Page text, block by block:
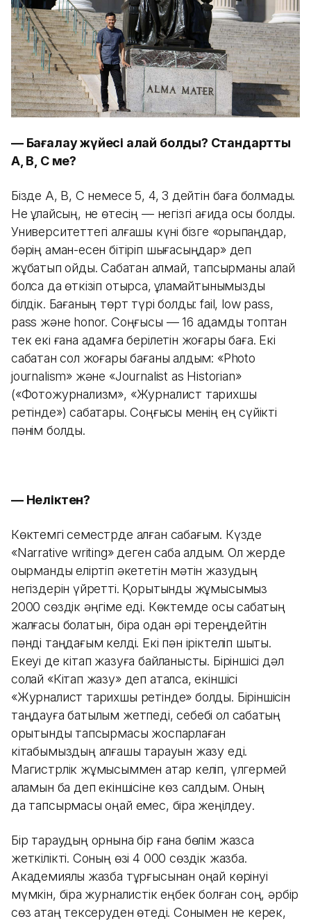
— Бағалау жүйесі қалай болды? Стандартты
A, B, C ме?
Бізде A, B, C немесе 5, 4, 3 дейтін баға болмады.
Не құлайсың, не өтесің — негізгі қағида осы болды.
Университеттегі алғашқы күні бізге «қорықпаңдар,
бәрің аман-есен бітіріп шығасыңдар» деп
жұбатып қойды. Сабақтан қалмай, тапсырманы қалай
болса да өткізіп отырсақ, құламайтынымызды
білдік. Бағаның төрт түрі болды: fail, low pass,
pass және honor. Cоңғысы — 16 адамдық топтан
тек екі ғана адамға берілетін жоғары баға. Екі
сабақтан сол жоғары бағаны алдым: «Photo
journalism» және «Journalist as Historian»
(«Фотожурнализм», «Журналист тарихшы
ретінде») сабақтары. Соңғысы менің ең сүйікті
пәнім болды.
— Неліктен?
Көктемгі семестрде алған сабағым. Күзде
«Narrative writing» деген сабақ алдым. Ол жерде
оқырманды еліртіп әкететін мәтін жазудың
негіздерін үйретті. Қорытынды жұмысымыз
2000 сөздік әңгіме еді. Көктемде осы сабақтың
жалғасы болатын, бірақ одан әрі тереңдейтін
пәнді таңдағым келді. Екі пән іріктеліп шықты.
Екеуі де кітап жазуға байланысты. Біріншісі дәл
солай «Кітап жазу» деп аталса, екіншісі
«Журналист тарихшы ретінде» болды. Біріншісін
таңдауға батылым жетпеді, себебі ол сабақтың
қорытынды тапсырмасы жоспарлаған
кітабымыздың алғашқы тарауын жазу еді.
Магистрлік жұмысыммен қатар келіп, үлгермей
қаламын ба деп екіншісіне көз салдым. Оның
да тапсырмасы оңай емес, бірақ жеңілдеу.
Бір тараудың орнына бір ғана бөлім жазсақ
жеткілікті. Соның өзі 4 000 сөздік жазба.
Академиялық жазба тұрғысынан оңай көрінуі
мүмкін, бірақ журналистік еңбек болған соң, әрбір
сөз қатаң тексеруден өтеді. Cонымен не керек,